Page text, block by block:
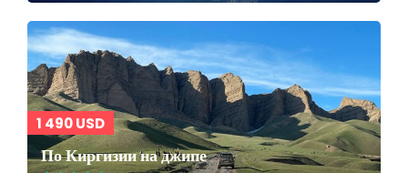
1 490 USD
По Киргизии на джипе